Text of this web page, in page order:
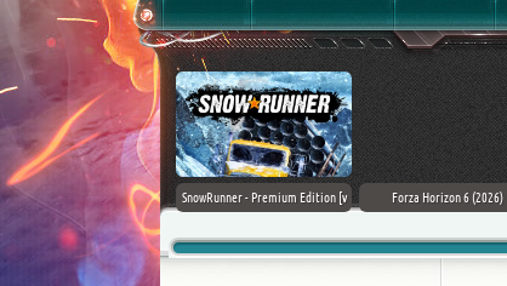
Assassin's Creed Black Flag
Resynced (2026) PC
SnowRunner - Premium Edition [v
Forza Horizon 6 (2026)